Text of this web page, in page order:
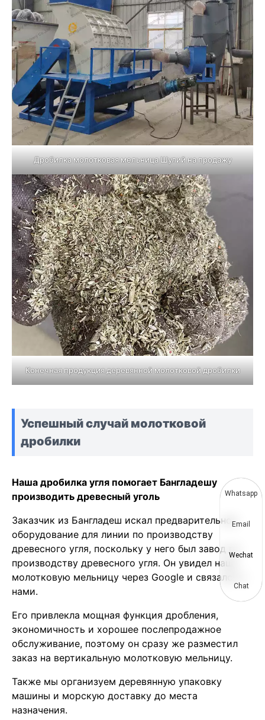
Дробилка молотковая мельница Шулий на продажу
Конечная продукция деревянной молотковой дробилки
Успешный случай молотковой
дробилки
Наша дробилка угля помогает Бангладешу
производить древесный уголь
Заказчик из Бангладеш искал предварительное
оборудование для линии по производству
древесного угля, поскольку у него был завод по
производству древесного угля. Он увидел нашу
молотковую мельницу через Google и связался с
нами.
Его привлекла мощная функция дробления,
экономичность и хорошее послепродажное
обслуживание, поэтому он сразу же разместил
заказ на вертикальную молотковую мельницу.
Также мы организуем деревянную упаковку
машины и морскую доставку до места
назначения.
Whatsapp
Email
Wechat
Chat